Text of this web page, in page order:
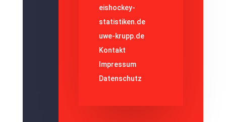
eishockey-
statistiken.de
uwe-krupp.de
Kontakt
Impressum
Datenschutz